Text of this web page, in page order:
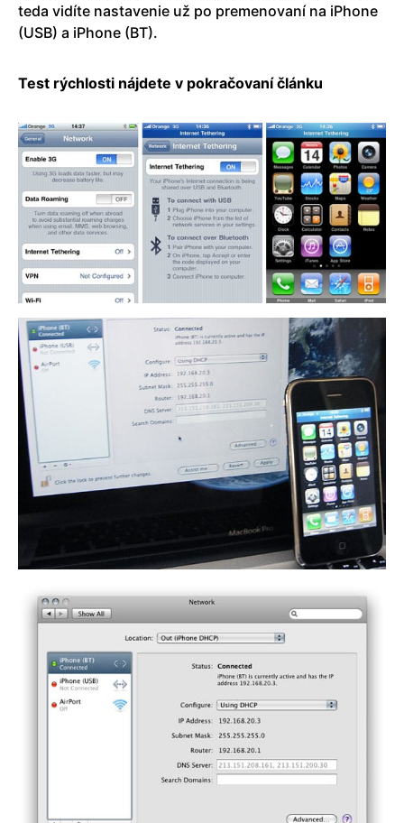
teda vidíte nastavenie už po premenovaní na iPhone
(USB) a iPhone (BT).
Test rýchlosti nájdete v pokračovaní článku